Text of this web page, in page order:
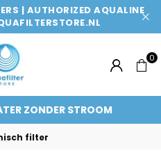
| AUTHORIZED AQUALINE
AQUAFILTERSTORE
0
ZONDER STROOM
filter